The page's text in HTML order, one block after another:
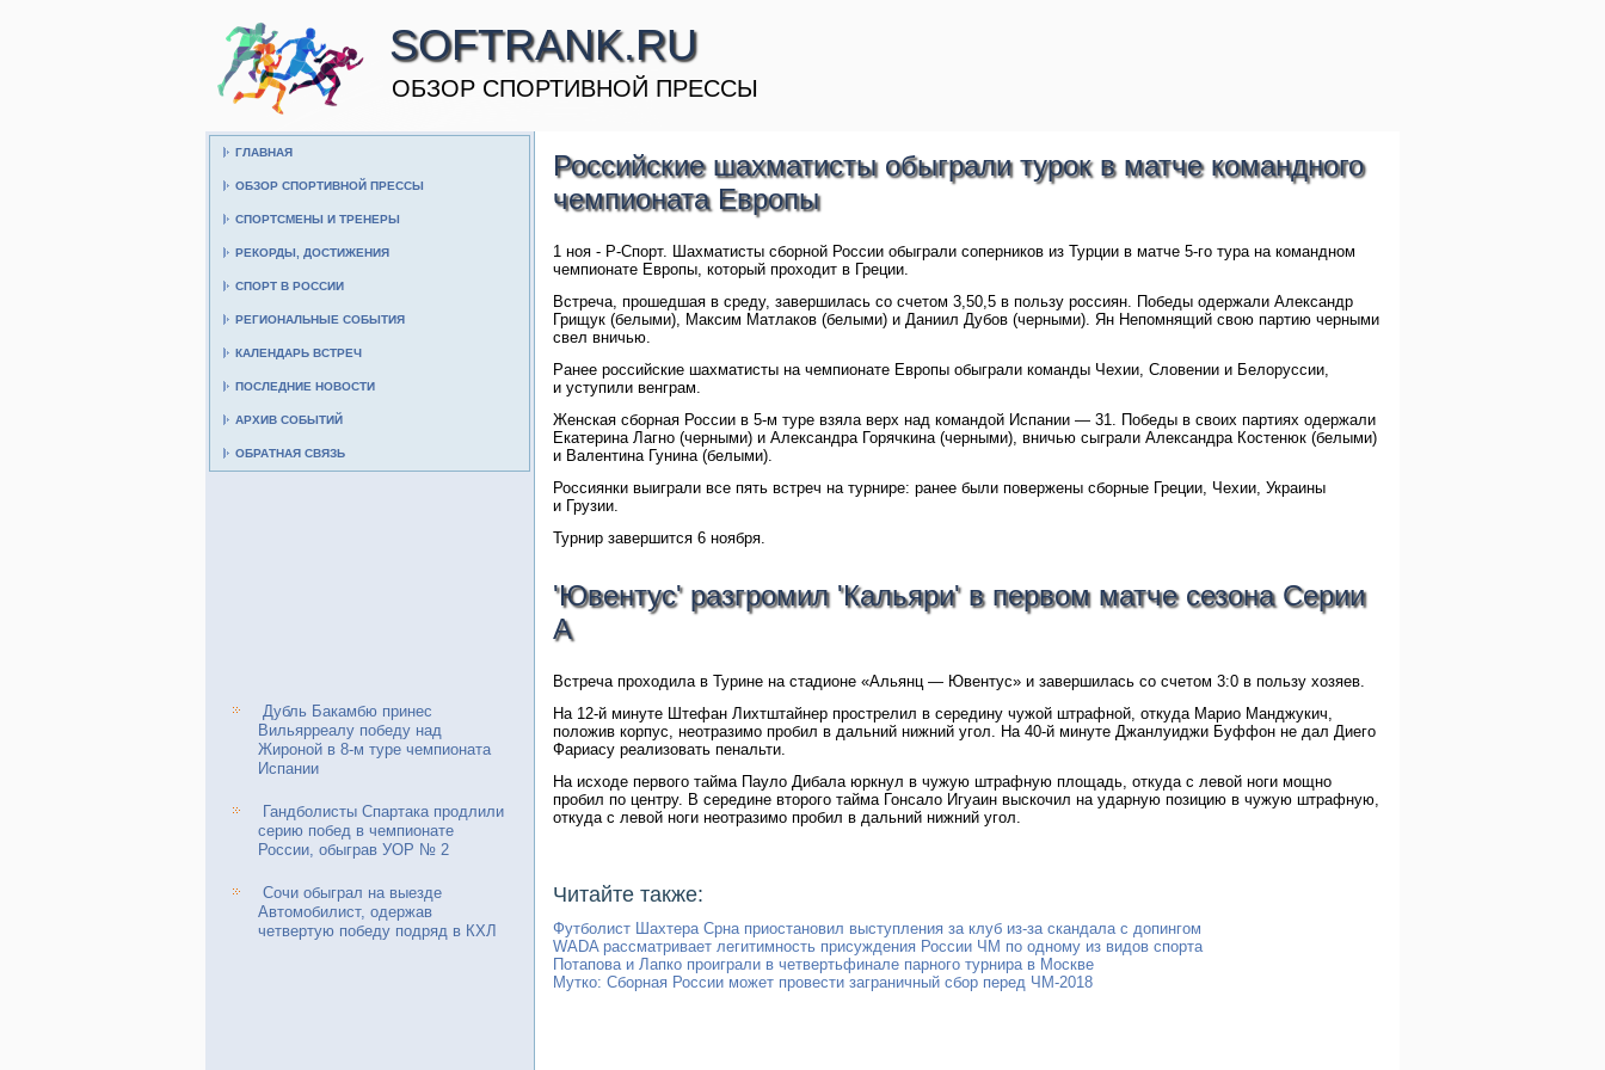
SOFTRANK.RU
ОБЗОР СПОРТИВНОЙ ПРЕССЫ
ГЛАВНАЯ
ОБЗОР СПОРТИВНОЙ ПРЕССЫ
СПОРТСМЕНЫ И ТРЕНЕРЫ
РЕКОРДЫ, ДОСТИЖЕНИЯ
СПОРТ В РОССИИ
РЕГИОНАЛЬНЫЕ СОБЫТИЯ
КАЛЕНДАРЬ ВСТРЕЧ
ПОСЛЕДНИЕ НОВОСТИ
АРХИВ СОБЫТИЙ
ОБРАТНАЯ СВЯЗЬ
Дубль Бакамбю принес
Вильярреалу победу над
Жироной в 8-м туре чемпионата
Испании
Гандболисты Спартака продлили
серию побед в чемпионате
России, обыграв УОР № 2
Сочи обыграл на выезде
Автомобилист, одержав
четвертую победу подряд в КХЛ
Российские шахматисты обыграли турок в матче командного
чемпионата Европы
1 ноя - Р-Спорт. Шахматисты сборной России обыграли соперников из Турции в матче 5-го тура на командном
чемпионате Европы, который проходит в Греции.
Встреча, прошедшая в среду, завершилась со счетом 3,50,5 в пользу россиян. Победы одержали Александр
Грищук (белыми), Максим Матлаков (белыми) и Даниил Дубов (черными). Ян Непомнящий свою партию черными
свел вничью.
Ранее российские шахматисты на чемпионате Европы обыграли команды Чехии, Словении и Белоруссии,
и уступили венграм.
Женская сборная России в 5-м туре взяла верх над командой Испании — 31. Победы в своих партиях одержали
Екатерина Лагно (черными) и Александра Горячкина (черными), вничью сыграли Александра Костенюк (белыми)
и Валентина Гунина (белыми).
Россиянки выиграли все пять встреч на турнире: ранее были повержены сборные Греции, Чехии, Украины
и Грузии.
Турнир завершится 6 ноября.
'Ювентус' разгромил 'Кальяри' в первом матче сезона Серии
А
Встреча проходила в Турине на стадионе «Альянц — Ювентус» и завершилась со счетом 3:0 в пользу хозяев.
На 12-й минуте Штефан Лихтштайнер прострелил в середину чужой штрафной, откуда Марио Манджукич,
положив корпус, неотразимо пробил в дальний нижний угол. На 40-й минуте Джанлуиджи Буффон не дал Диего
Фариасу реализовать пенальти.
На исходе первого тайма Пауло Дибала юркнул в чужую штрафную площадь, откуда с левой ноги мощно
пробил по центру. В середине второго тайма Гонсало Игуаин выскочил на ударную позицию в чужую штрафную,
откуда с левой ноги неотразимо пробил в дальний нижний угол.
Читайте также:
Футболист Шахтера Срна приостановил выступления за клуб из-за скандала с допингом
WADA рассматривает легитимность присуждения России ЧМ по одному из видов спорта
Потапова и Лапко проиграли в четвертьфинале парного турнира в Москве
Мутко: Сборная России может провести заграничный сбор перед ЧМ-2018